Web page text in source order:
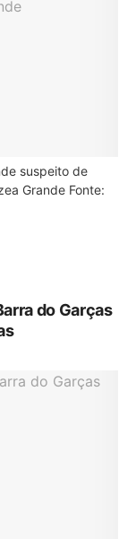
suspeito de
Grande Fonte:
do Garças